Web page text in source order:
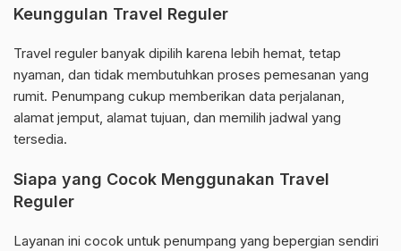
Keunggulan Travel Reguler
Travel reguler banyak dipilih karena lebih hemat, tetap
nyaman, dan tidak membutuhkan proses pemesanan yang
rumit. Penumpang cukup memberikan data perjalanan,
alamat jemput, alamat tujuan, dan memilih jadwal yang
tersedia.
Siapa yang Cocok Menggunakan Travel
Reguler
Layanan ini cocok untuk penumpang yang bepergian sendiri